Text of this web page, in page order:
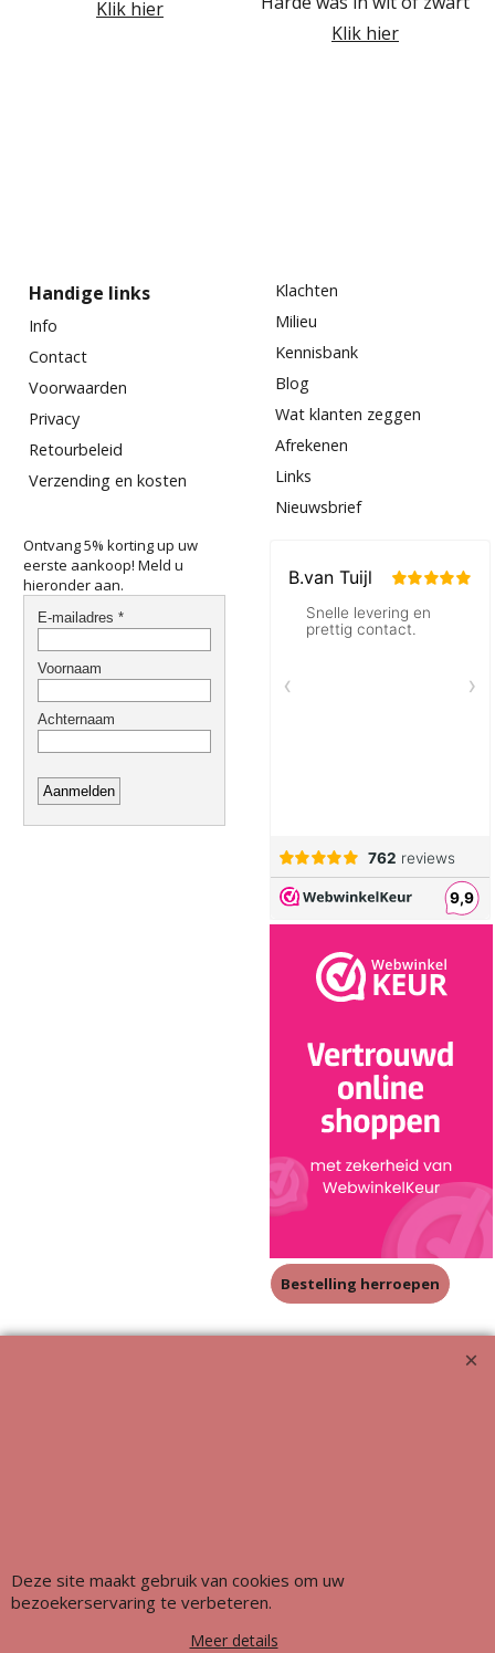
Klik hier
Klik hier
Handige links
Info
Contact
Voorwaarden
Privacy
Retourbeleid
Verzending en kosten
Klachten
Milieu
Kennisbank
Blog
Wat klanten zeggen
Afrekenen
Links
Nieuwsbrief
Ontvang 5% korting up uw
eerste aankoop! Meld u
hieronder aan.
Bestelling herroepen
Deze site maakt gebruik van cookies om uw
bezoekerservaring te verbeteren.
Meer details